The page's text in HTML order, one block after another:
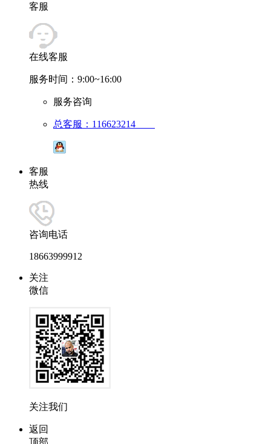
客服
在线客服
服务时间：9:00~16:00
服务咨询
总客服：116623214
客服
热线
咨询电话
18663999912
关注
微信
关注我们
返回